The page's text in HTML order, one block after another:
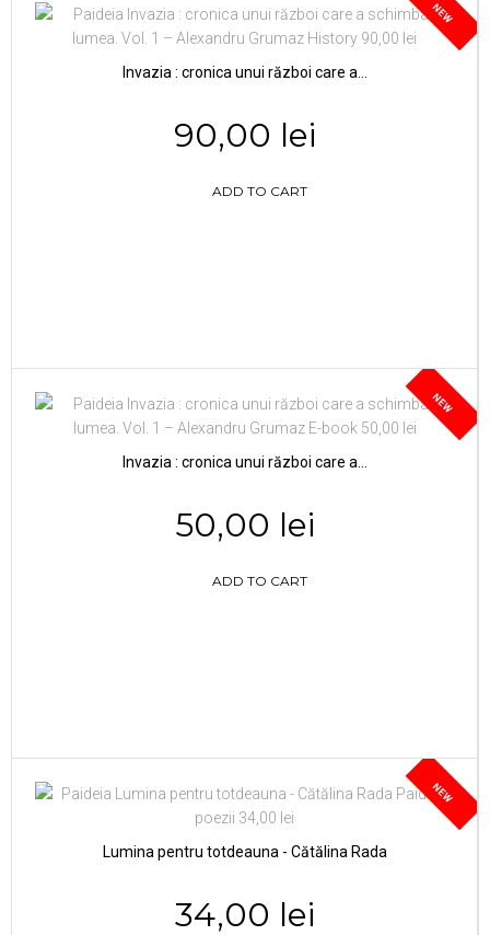
NEW
Invazia : cronica unui război care a...
90,00 lei
ADD TO CART
NEW
Invazia : cronica unui război care a...
50,00 lei
ADD TO CART
NEW
Lumina pentru totdeauna - Cătălina Rada
34,00 lei